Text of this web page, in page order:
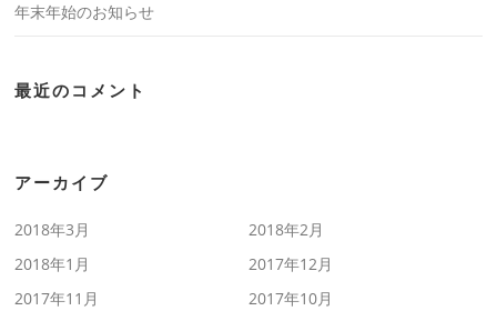
年末年始のお知らせ
最近のコメント
アーカイブ
2018年3月
2018年2月
2018年1月
2017年12月
2017年11月
2017年10月